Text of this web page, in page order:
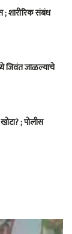
; शारीरिक संबंध
जिवंत जाळल्याचे
; पोलीस